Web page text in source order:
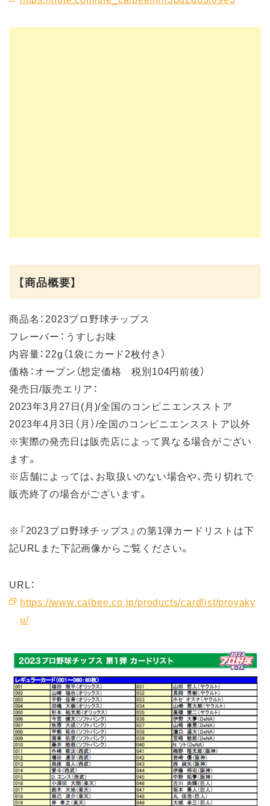
【商品概要】
商品名：2023プロ野球チップス
フレーバー：うすしお味
内容量：22g（1袋にカード2枚付き）
価格：オープン（想定価格 税別104円前後）
発売日/販売エリア：
2023年3月27日(月)/全国のコンビニエンスストア
2023年4月3日（月）/全国のコンビニエンスストア以外
※実際の発売日は販売店によって異なる場合がござい
ます。
※店舗によっては、お取扱いのない場合や、売り切れで
販売終了の場合がございます。
※『2023プロ野球チップス』の第1弾カードリストは下
記URLまた下記画像からご覧ください。
URL：
https://www.calbee.co.jp/products/cardlist/proyaky
u/